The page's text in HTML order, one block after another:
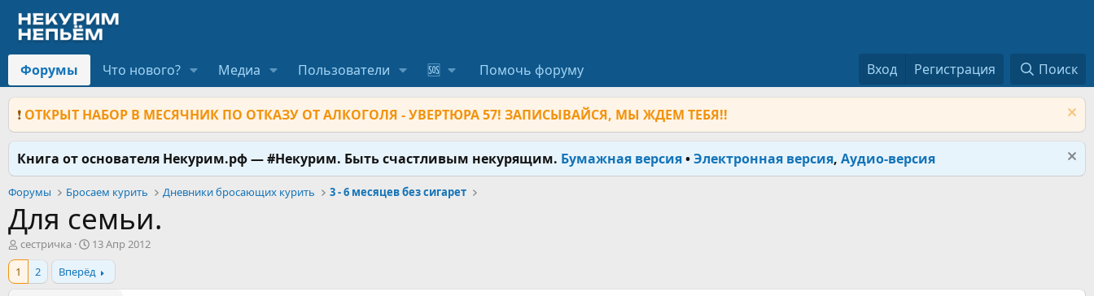
Форумы Что нового? Медиа Пользователи 🆘 Помочь форуму Вход Регистрация Поиск
❗ ОТКРЫТ НАБОР В МЕСЯЧНИК ПО ОТКАЗУ ОТ АЛКОГОЛЯ - УВЕРТЮРА 57! ЗАПИСЫВАЙСЯ, МЫ ЖДЕМ ТЕБЯ!!
Книга от основателя Некурим.рф — #Некурим. Быть счастливым некурящим. Бумажная версия•Электронная версия, Аудио-версия
Форумы Бросаем курить Дневники бросающих курить 3 - 6 месяцев без сигарет
Для семьи.
А
в
о
сестричка
Д
а
т
а
13 Апр 2012
1
2 Вперёд